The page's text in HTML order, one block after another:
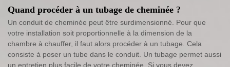
Quand procéder à un tubage de cheminée ?
Un conduit de cheminée peut être surdimensionné. Pour que
votre installation soit proportionnelle à la dimension de la
chambre à chauffer, il faut alors procéder à un tubage. Cela
consiste à poser un tube dans le conduit. Un tubage permet aussi
un entretien plus facile de votre cheminée. Si vous devez